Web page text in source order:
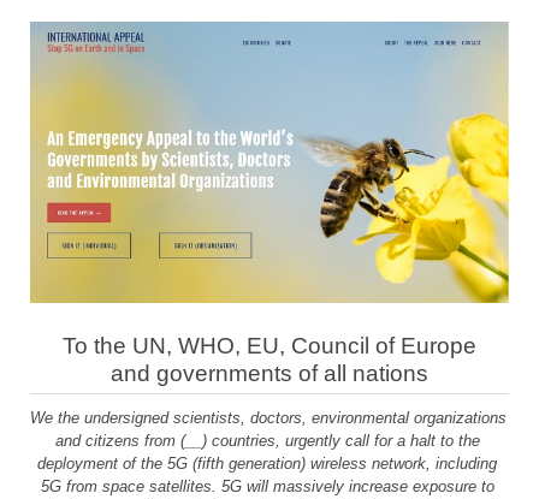
To the UN, WHO, EU, Council of Europe
and governments of all nations
We the undersigned scientists, doctors, environmental organizations
and citizens from (__) countries, urgently call for a halt to the
deployment of the 5G (fifth generation) wireless network, including
5G from space satellites. 5G will massively increase exposure to